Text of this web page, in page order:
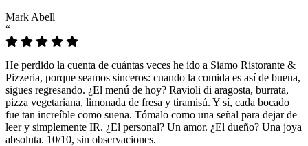
Mark Abell
“
He perdido la cuenta de cuántas veces he ido a Siamo Ristorante &
Pizzeria, porque seamos sinceros: cuando la comida es así de buena,
sigues regresando. ¿El menú de hoy? Ravioli di aragosta, burrata,
pizza vegetariana, limonada de fresa y tiramisú. Y sí, cada bocado
fue tan increíble como suena. Tómalo como una señal para dejar de
leer y simplemente IR. ¿El personal? Un amor. ¿El dueño? Una joya
absoluta. 10/10, sin observaciones.